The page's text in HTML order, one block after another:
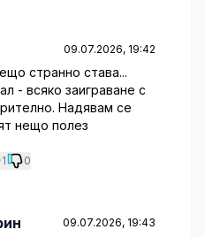
09.07.2026, 19:42
странно става...
- всяко заиграване с
Надявам се
нещо полез
1 0
09.07.2026, 19:43